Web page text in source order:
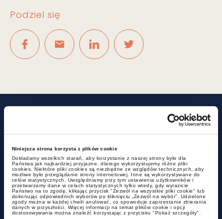
Niniejsza strona korzysta z plików cookie
Dokładamy wszelkich starań, aby korzystanie z naszej strony było dla
Państwa jak najbardziej przyjazne, dlatego wykorzystujemy różne pliki
cookies. Niektóre pliki cookies są niezbędne ze względów technicznych, aby
możliwe było przeglądanie strony internetowej. Inne są wykorzystywane do
celów statystycznych. Uwzględniamy przy tym ustawienia użytkowników i
przetwarzamy dane w celach statystycznych tylko wtedy, gdy wyrazicie
Państwo na to zgodę, klikając przycisk "Zezwól na wszystkie pliki cookie" lub
dokonując odpowiednich wyborów po kliknięciu „Zezwól na wybór”. Udzielone
zgody można w każdej chwili anulować, co spowoduje zaprzestanie zbierania
danych w przyszłości. Więcej informacji na temat plików cookie i opcji
dostosowywania można znaleźć korzystając z przycisku "Pokaż szczegóły".
Podziel się